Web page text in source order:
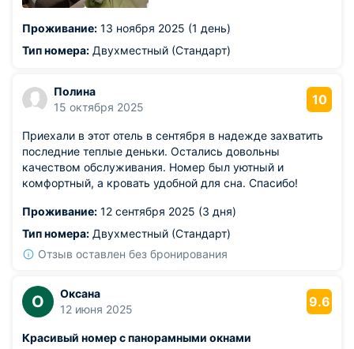
Проживание: 13 ноября 2025 (1 день)
Тип номера: Двухместный (Стандарт)
Полина
15 октября 2025
10
Приехали в этот отель в сентября в надежде захватить
последние теплые деньки. Остались довольны
качеством обслуживания. Номер был уютный и
комфортный, а кровать удобной для сна. Спасибо!
Проживание: 12 сентября 2025 (3 дня)
Тип номера: Двухместный (Стандарт)
Отзыв оставлен без бронирования
О
Оксана
12 июня 2025
9.6
Красивый номер с панорамными окнами